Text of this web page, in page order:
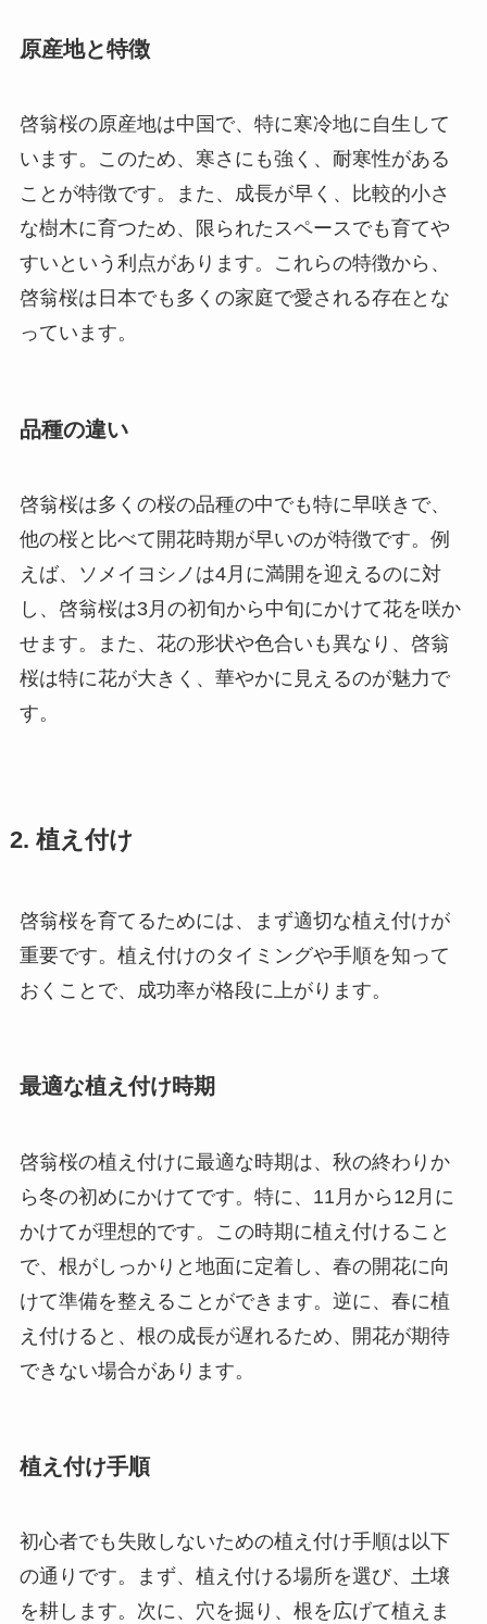
原産地と特徴
啓翁桜の原産地は中国で、特に寒冷地に自生して
います。このため、寒さにも強く、耐寒性がある
ことが特徴です。また、成長が早く、比較的小さ
な樹木に育つため、限られたスペースでも育てや
すいという利点があります。これらの特徴から、
啓翁桜は日本でも多くの家庭で愛される存在とな
っています。
品種の違い
啓翁桜は多くの桜の品種の中でも特に早咲きで、
他の桜と比べて開花時期が早いのが特徴です。例
えば、ソメイヨシノは4月に満開を迎えるのに対
し、啓翁桜は3月の初旬から中旬にかけて花を咲か
せます。また、花の形状や色合いも異なり、啓翁
桜は特に花が大きく、華やかに見えるのが魅力で
す。
2. 植え付け
啓翁桜を育てるためには、まず適切な植え付けが
重要です。植え付けのタイミングや手順を知って
おくことで、成功率が格段に上がります。
最適な植え付け時期
啓翁桜の植え付けに最適な時期は、秋の終わりか
ら冬の初めにかけてです。特に、11月から12月に
かけてが理想的です。この時期に植え付けること
で、根がしっかりと地面に定着し、春の開花に向
けて準備を整えることができます。逆に、春に植
え付けると、根の成長が遅れるため、開花が期待
できない場合があります。
植え付け手順
初心者でも失敗しないための植え付け手順は以下
の通りです。まず、植え付ける場所を選び、土壌
を耕します。次に、穴を掘り、根を広げて植えま